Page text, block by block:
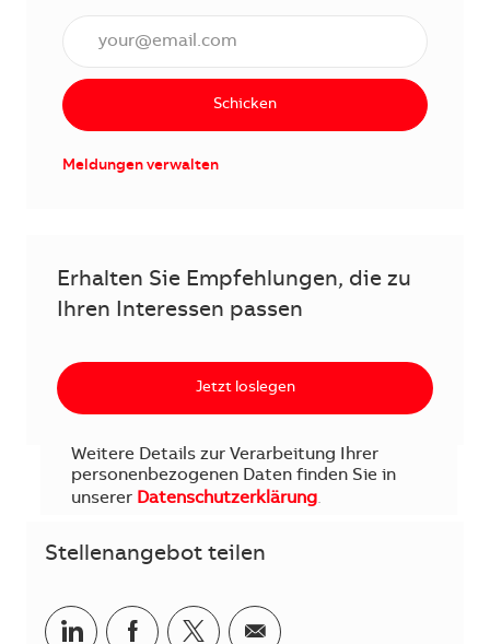
Schicken
Meldungen verwalten
Erhalten Sie Empfehlungen, die zu
Ihren Interessen passen
Jetzt loslegen
Weitere Details zur Verarbeitung Ihrer
personenbezogenen Daten finden Sie in
unserer Datenschutzerklärung.
Stellenangebot teilen
Teilen via LinkedIn
Teilen via Facebook
Teilen via Twitter
Teilen via E-Mail